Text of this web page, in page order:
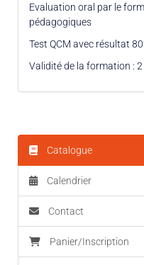
Evaluation oral par le
pédagogiques
Test QCM avec résultat
Validité de la formation :
Catalogue
Calendrier
Contact
Panier/Inscription